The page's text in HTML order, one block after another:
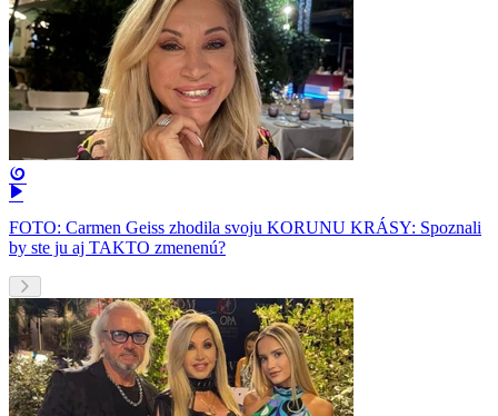
FOTO: Carmen Geiss zhodila svoju KORUNU KRÁSY: Spoznali
by ste ju aj TAKTO zmenenú?